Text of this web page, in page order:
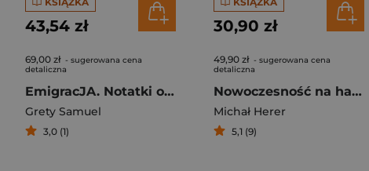
43,54 zł
69,00 zł - sugerowana cena
detaliczna
EmigracJA. Notatki o człowieku
Grety Samuel
3,0 (1)
30,90 zł
49,90 zł - sugerowana cena
detaliczna
Nowoczesność na haju. Kapitalizm, mieszczaństwo i użytek z narkotyków
Michał Herer
5,1 (9)